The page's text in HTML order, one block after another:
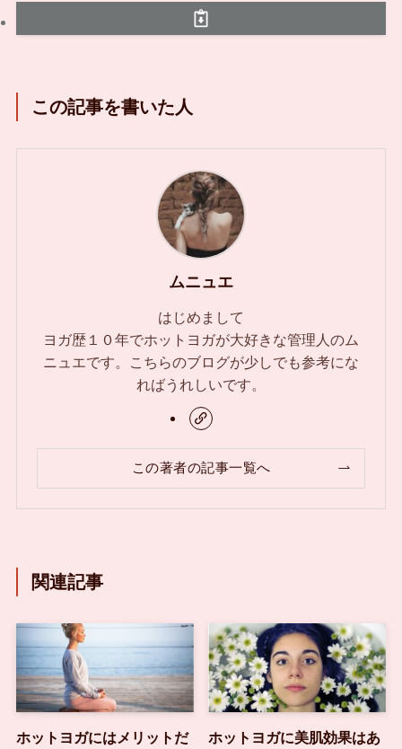
この記事を書いた人
ムニュエ
はじめまして
ヨガ歴１０年でホットヨガが大好きな管理人のム
ニュエです。こちらのブログが少しでも参考にな
ればうれしいです。
この著者の記事一覧へ
関連記事
ホットヨガにはメリットだ
ホットヨガに美肌効果はあ